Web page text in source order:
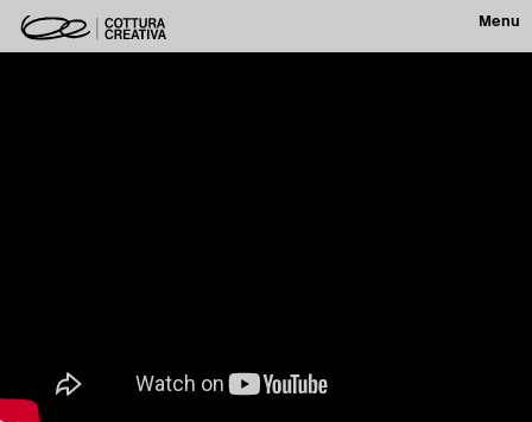
Menu